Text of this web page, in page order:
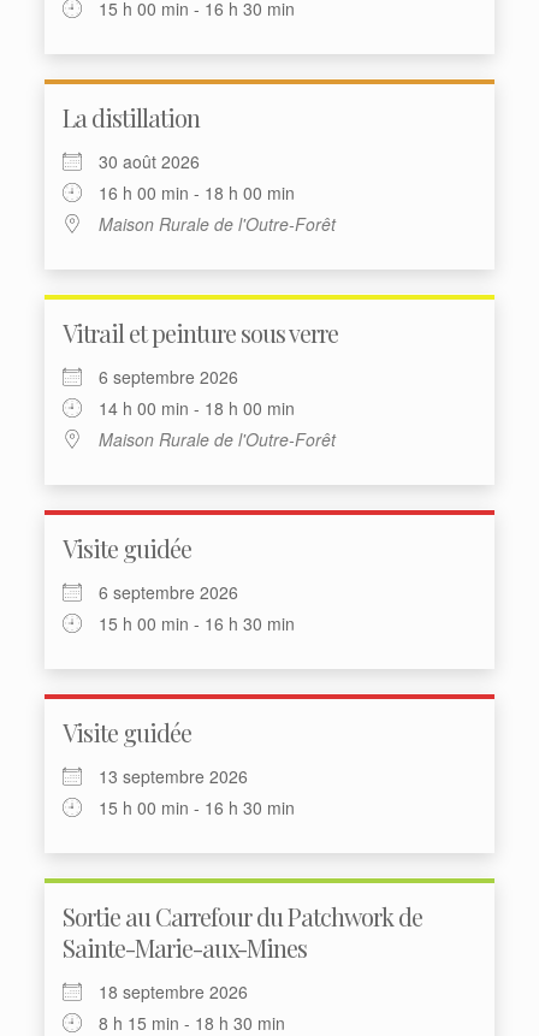
15 h 00 min - 16 h 30 min
La distillation
30 août 2026
16 h 00 min - 18 h 00 min
Maison Rurale de l'Outre-Forêt
Vitrail et peinture sous verre
6 septembre 2026
14 h 00 min - 18 h 00 min
Maison Rurale de l'Outre-Forêt
Visite guidée
6 septembre 2026
15 h 00 min - 16 h 30 min
Visite guidée
13 septembre 2026
15 h 00 min - 16 h 30 min
Sortie au Carrefour du Patchwork de
Sainte-Marie-aux-Mines
18 septembre 2026
8 h 15 min - 18 h 30 min